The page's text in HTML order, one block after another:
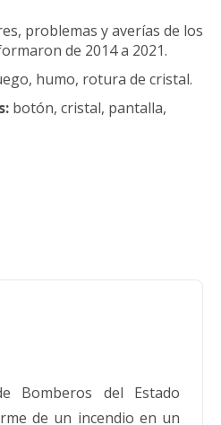
problemas y averías de los
de 2014 a 2021.
humo, rotura de cristal.
botón, cristal, pantalla,
Bomberos del Estado
de un incendio en un